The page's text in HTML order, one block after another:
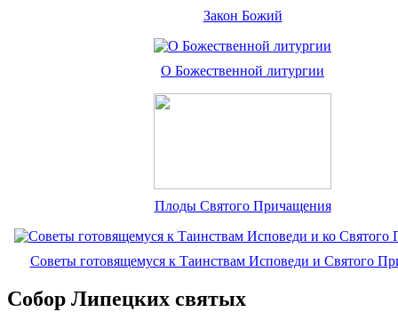
Закон Божий
О Божественной литургии
Плоды Святого Причащения
Советы готовящемуся к Таинствам Исповеди и Святого
Собор Липецких святых